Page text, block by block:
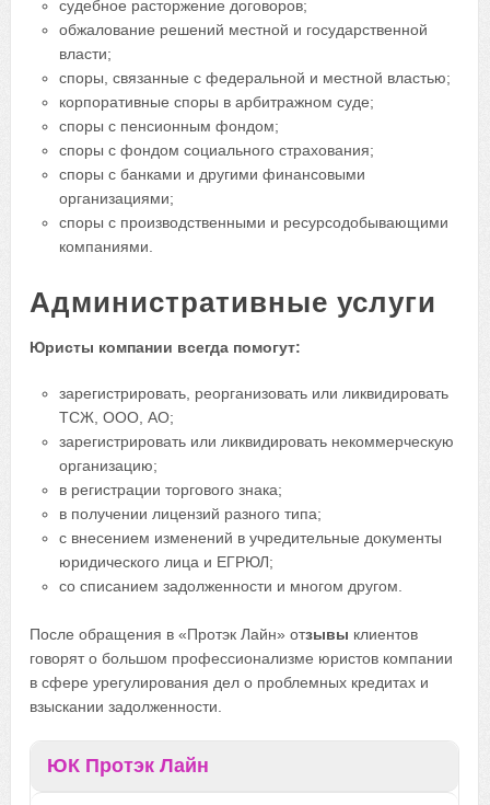
судебное расторжение договоров;
обжалование решений местной и государственной
власти;
споры, связанные с федеральной и местной властью;
корпоративные споры в арбитражном суде;
споры с пенсионным фондом;
споры с фондом социального страхования;
споры с банками и другими финансовыми
организациями;
споры с производственными и ресурсодобывающими
компаниями.
Административные услуги
Юристы компании всегда помогут:
зарегистрировать, реорганизовать или ликвидировать
ТСЖ, ООО, АО;
зарегистрировать или ликвидировать некоммерческую
организацию;
в регистрации торгового знака;
в получении лицензий разного типа;
с внесением изменений в учредительные документы
юридического лица и ЕГРЮЛ;
со списанием задолженности и многом другом.
После обращения в «Протэк Лайн» отзывы клиентов
говорят о большом профессионализме юристов компании
в сфере урегулирования дел о проблемных кредитах и
взыскании задолженности.
ЮК Протэк Лайн